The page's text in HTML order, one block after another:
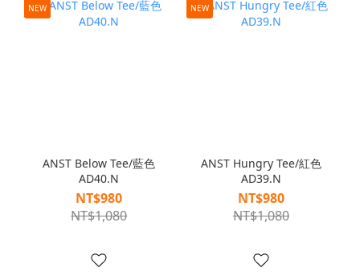
NEW
ANST Below Tee/藍色
AD40.N
NT$980
NT$1,080
NEW
ANST Hungry Tee/紅色
AD39.N
NT$980
NT$1,080